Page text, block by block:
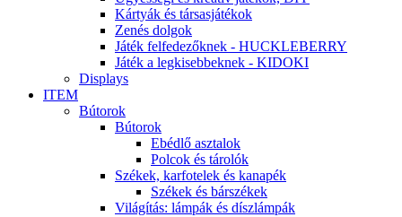
Kártyák és társasjátékok
Zenés dolgok
Játék felfedezőknek - HUCKLEBERRY
Játék a legkisebbeknek - KIDOKI
Displays
ITEM
Bútorok
Bútorok
Ebédlő asztalok
Polcok és tárolók
Székek, karfotelek és kanapék
Székek és bárszékek
Világítás: lámpák és díszlámpák